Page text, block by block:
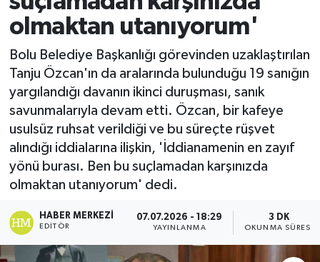
olmaktan utanıyorum'
Bolu Belediye Başkanlığı görevinden uzaklaştırılan
Tanju Özcan'ın da aralarında bulunduğu 19 sanığın
yargılandığı davanın ikinci duruşması, sanık
savunmalarıyla devam etti. Özcan, bir kafeye
usulsüz ruhsat verildiği ve bu süreçte rüşvet
alındığı iddialarına ilişkin, 'İddianamenin en zayıf
yönü burası. Ben bu suçlamadan karşınızda
olmaktan utanıyorum' dedi.
HABER MERKEZI
EDITÖR
07.07.2026 - 18:29
YAYINLANMA
3 DK
OKUNMA SÜRESI
Ekonomi
Sağlık
Tokat Haber